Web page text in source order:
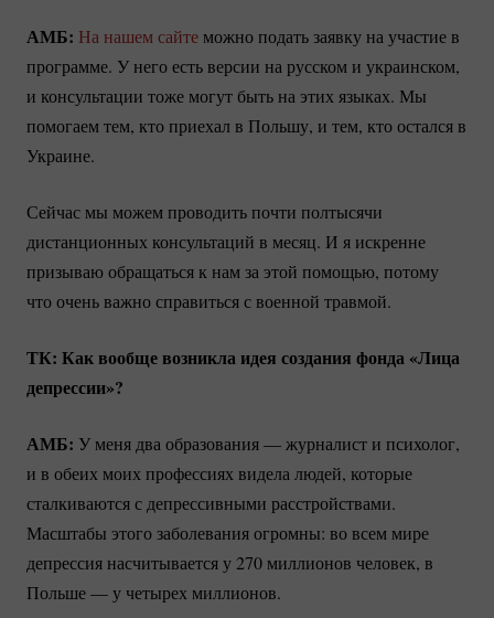
АМБ: На нашем сайте можно подать заявку на участие в
программе. У него есть версии на русском и украинском,
и консультации тоже могут быть на этих языках. Мы
помогаем тем, кто приехал в Польшу, и тем, кто остался в
Украине.
Сейчас мы можем проводить почти полтысячи
дистанционных консультаций в месяц. И я искренне
призываю обращаться к нам за этой помощью, потому
что очень важно справиться с военной травмой.
ТК: Как вообще возникла идея создания фонда «Лица
депрессии»?
АМБ: У меня два образования — журналист и психолог,
и в обеих моих профессиях видела людей, которые
сталкиваются с депрессивными расстройствами.
Масштабы этого заболевания огромны: во всем мире
депрессия насчитывается у 270 миллионов человек, в
Польше — у четырех миллионов.